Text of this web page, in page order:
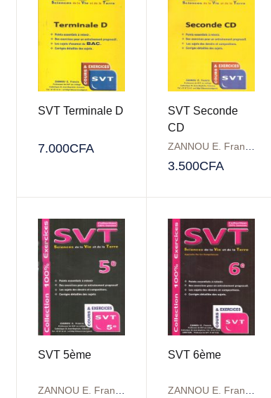
SVT Terminale D
7.000CFA
SVT Seconde
CD
ZANNOU E. Francis
3.500CFA
SVT 5ème SVT 6ème